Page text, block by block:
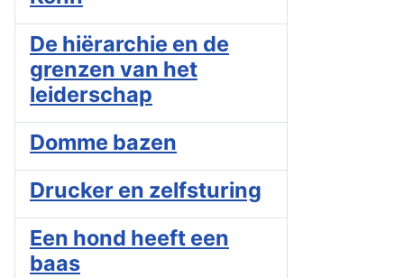
De hiërarchie en de
grenzen van het
leiderschap
Domme bazen
Drucker en zelfsturing
Een hond heeft een
baas